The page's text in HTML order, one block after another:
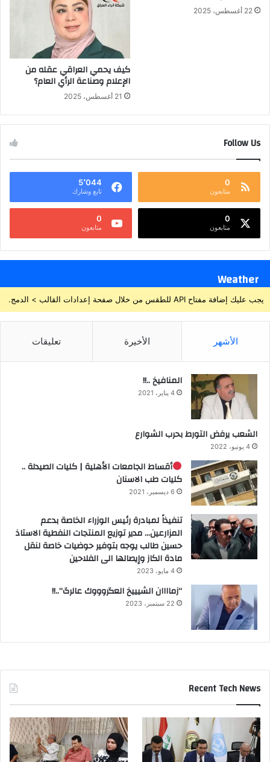
22 أغسطس، 2025
كيف يحمي العراقي عقله من
الإعلام وصناعة الرأي العام؟
21 أغسطس، 2025
Follow Us
0
متابعون
5٬044
تابع وشارك
0
متابعون
0
متابعون
Weather
يجب عليك إضافة مفتاح API للطقس من خلال صفحة إعدادات القالب > الدمج.
الأشهر الأخيرة تعليقات
المنافيخ ..!!
4 يناير، 2021
الشعب يرفض التورط بحرب الشوارع
4 يونيو، 2022
أقساط الجامعات الأهلية | كليات الصيدلة ..
كليات طب الاسنان
6 ديسمبر، 2021
تنفيذاً لمبادرة رئيس الوزراء الخاصة بدعم
المزارعين… مدير توزيع المنتجات النفطية الاستاذ
حسين طالب يوجه بتوفير حوضيات خاصة لنقل
مادة الكاز وإيصالها الى الفلاحين
4 مايو، 2023
“زماااان الشيييخ العگروووك عالرگ”..!!
22 سبتمبر، 2023
Recent Tech News